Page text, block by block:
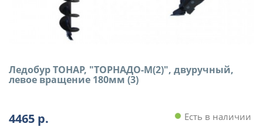
Ледобур ТОНАР, "ТОРНАДО-М(2)", двуручный,
левое вращение 180мм (3)
4465 р. Есть в наличии